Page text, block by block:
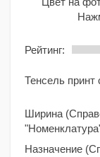
Рейтинг:
Тенсель принт
Ширина
Назначение